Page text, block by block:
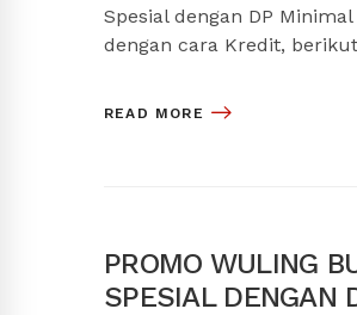
Spesial dengan DP
dengan cara Kredit,
READ MORE
PROMO WULING
SPESIAL DENGAN